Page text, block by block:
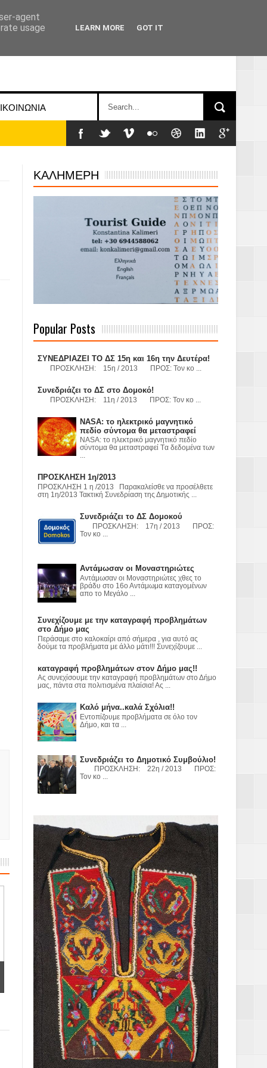
με σκοπό
ΚΑΛΗΜΕΡΗ
Popular Posts
ΣΥΝΕΔΡΙΑΖΕΙ ΤΟ ΔΣ 15η και 16η την Δευτέρα!
ΠΡΟΣΚΛΗΣΗ: 15η / 2013 ΠΡΟΣ: Τον κο ...
Συνεδριάζει το ΔΣ στο Δομοκό!
ΠΡΟΣΚΛΗΣΗ: 11η / 2013 ΠΡΟΣ: Τον κο ...
NASA: το ηλεκτρικό μαγνητικό
πεδίο σύντομα θα μεταστραφεί
NASA: το ηλεκτρικό μαγνητικό πεδίο
σύντομα θα μεταστραφεί Tα δεδομένα των
ΠΡΟΣΚΛΗΣΗ 1η/2013
ΠΡΟΣΚΛΗΣΗ 1 η /2013 Παρακαλείσθε να προσέλθετε
στη 1η/2013 Τακτική Συνεδρίαση της Δημοτικής ...
Συνεδριάζει το ΔΣ Δομοκού
ΠΡΟΣΚΛΗΣΗ: 17η / 2013 ΠΡΟΣ:
Τον κο ...
Αντάμωσαν οι Μοναστηριώτες
Αντάμωσαν οι Μοναστηριώτες χθες το
βράδυ στο 16ο Αντάμωμα καταγομένων
απο το Μεγάλο ...
Συνεχίζουμε με την καταγραφή προβλημάτων
στο Δήμο μας
Περάσαμε στο καλοκαίρι από σήμερα , για αυτό ας
δούμε τα προβλήματα με άλλο μάτι!!! Συνεχίζουμε ...
καταγραφή προβλημάτων στον Δήμο μας!!
Ας συνεχίσουμε την καταγραφή προβλημάτων στο Δήμο
μας, πάντα στα πολιτισμένα πλαίσια! Ας ...
Καλό μήνα..καλά Σχόλια!!
Εντοπίζουμε προβλήματα σε όλο τον
Δήμο, και τα ...
Συνεδριάζει το Δημοτικό Συμβούλιο!
ΠΡΟΣΚΛΗΣΗ: 22η / 2013 ΠΡΟΣ:
Τον κο ...
agent
usage
LEARN MORE GOT IT